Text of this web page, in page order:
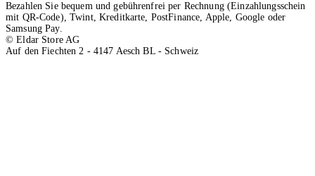
Bezahlen Sie bequem und gebührenfrei per Rechnung (Einzahlungsschein
mit QR-Code), Twint, Kreditkarte, PostFinance, Apple, Google oder
Samsung Pay.
© Eldar Store AG
Auf den Fiechten 2 - 4147 Aesch BL - Schweiz